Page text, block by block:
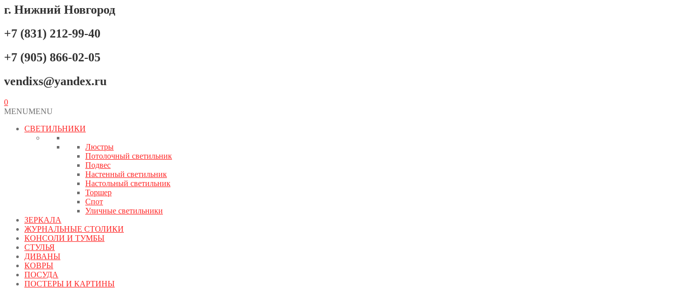
г. Нижний Новгород
+7 (831) 212-99-40
+7 (905) 866-02-05
vendixs@yandex.ru
0
MENUMENU
СВЕТИЛЬНИКИ
Люстры
Потолочный светильник
Подвес
Настенный светильник
Настольный светильник
Торшер
Спот
Уличные светильники
ЗЕРКАЛА
ЖУРНАЛЬНЫЕ СТОЛИКИ
КОНСОЛИ И ТУМБЫ
СТУЛЬЯ
ДИВАНЫ
КОВРЫ
ПОСУДА
ПОСТЕРЫ И КАРТИНЫ